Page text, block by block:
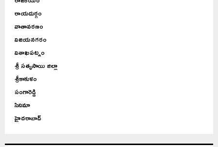
రాయదుర్గం
వాతావరణం
విజయనగరం
విశాఖపట్నం
శ్రీ సత్యసాయి జిల్లా
శ్రీకాకుళం
సంగారెడ్డి
సినిమా
హైదరాబాద్